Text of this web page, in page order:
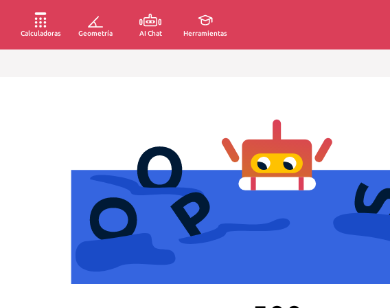
Calculadoras Geometría AI Chat Herramientas